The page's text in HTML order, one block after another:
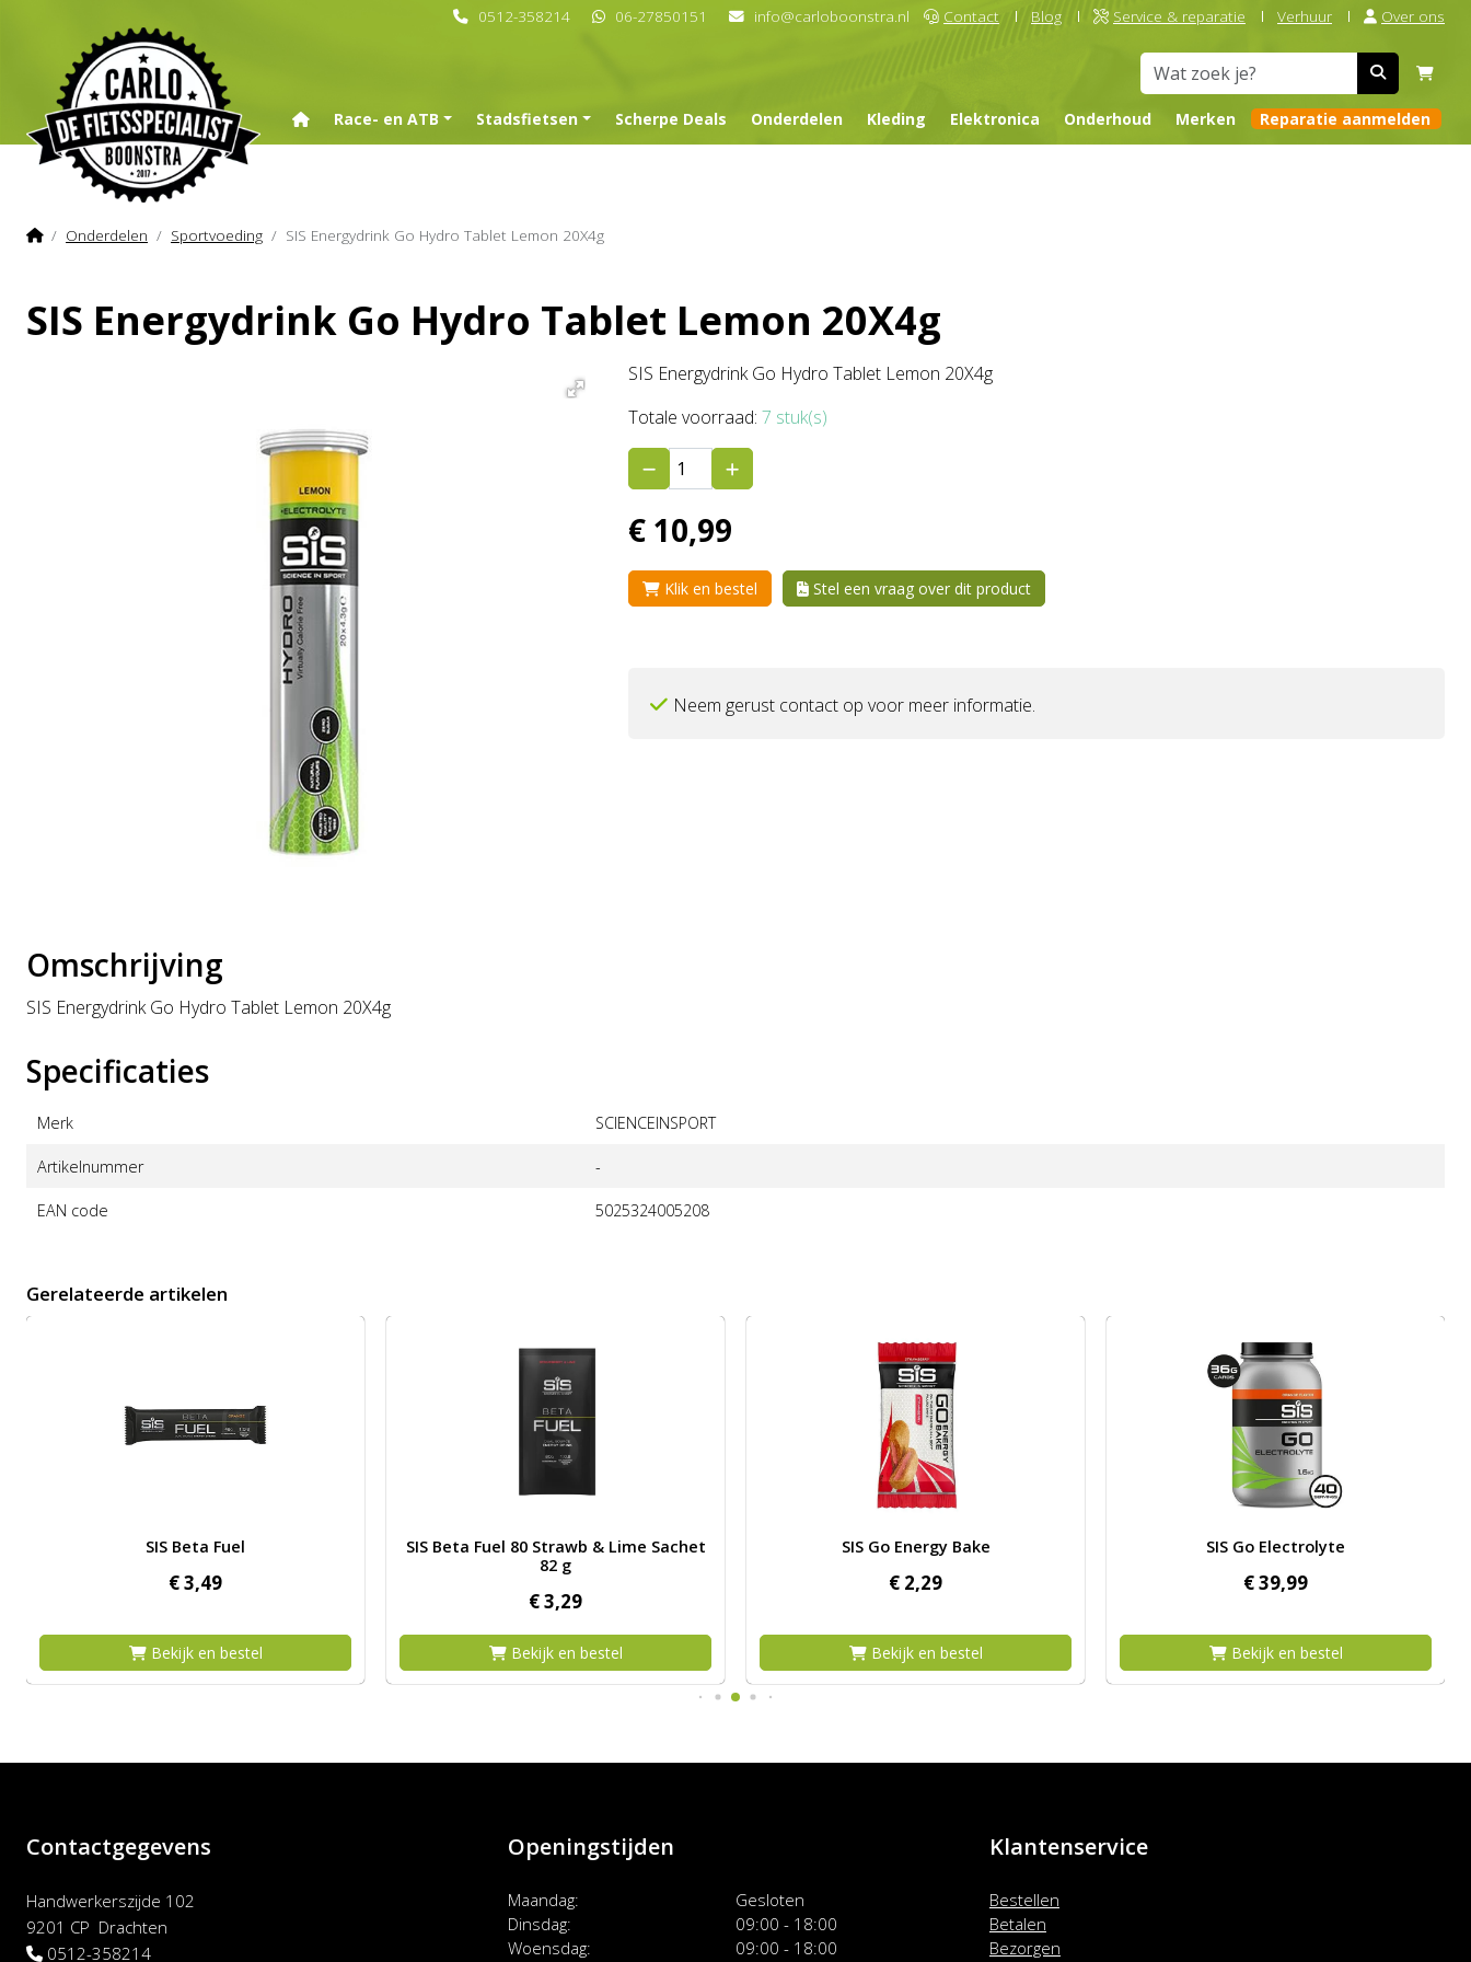
0512-358214 06-27850151 info@carloboonstra.nl Contact Blog Service & reparatie Verhuur Over ons
HomeRace- en ATB Stadsfietsen Scherpe Deals Onderdelen Kleding Elektronica Onderhoud Merken Reparatie aanmelden
HomeOnderdelen Sportvoeding SIS Energydrink Go Hydro Tablet Lemon 20X4g
SIS Energydrink Go Hydro Tablet Lemon 20X4g
SIS Energydrink Go Hydro Tablet Lemon 20X4g
Totale voorraad: 7 stuk(s)
€ 10,99
Klik en bestel Stel een vraag over dit product
Neem gerust contact op voor meer informatie.
Omschrijving
SIS Energydrink Go Hydro Tablet Lemon 20X4g
Specificaties
Merk SCIENCEINSPORT
Artikelnummer -
EAN code 5025324005208
Gerelateerde artikelen
SIS Beta Fuel
€3,49
Bekijk en bestel
SIS Beta Fuel 80 Strawb & Lime Sachet
82 g
€3,29
Bekijk en bestel
SIS Go Energy Bake
€ 2,29
Bekijk en bestel
SIS Go Electrolyte
€39,99
Bekijk en bestel
Contactgegevens
Handwerkerszijde 102
9201 CP Drachten
0512-358214
Openingstijden
Maandag
Gesloten
Dinsdag
09:00 - 18:00
Woensdag
09:00 - 18:00
Klantenservice
Bestellen
Betalen
Bezorgen